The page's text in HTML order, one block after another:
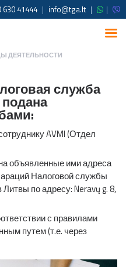
630 41444 | info@tga.lt | |
ДЕЯТЕЛЬНОСТИ
служба
AVMI (Отдел
объявленные ими адреса
Налоговой службы
по адресу: Neravų g. 8,
с правилами
путем (т.е. через